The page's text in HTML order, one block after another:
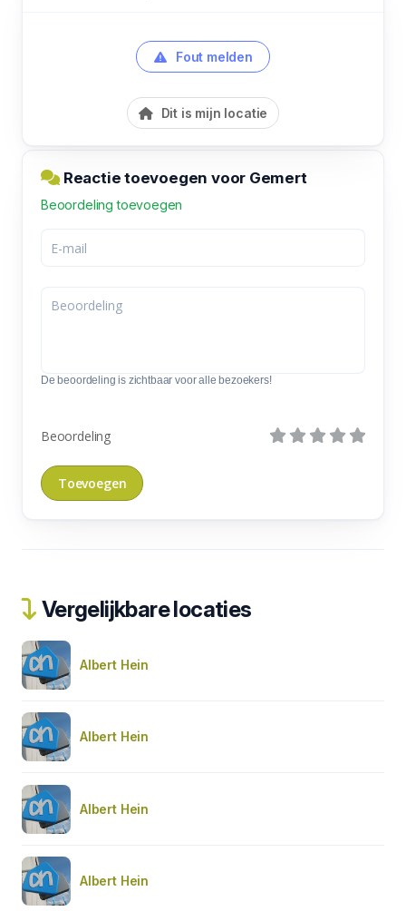
Fout melden
Dit is mijn locatie
Reactie toevoegen voor Gemert
Beoordeling toevoegen
De beoordeling is zichtbaar voor alle bezoekers!
Beoordeling
Vergelijkbare locaties
Albert Hein
Albert Hein
Albert Hein
Albert Hein